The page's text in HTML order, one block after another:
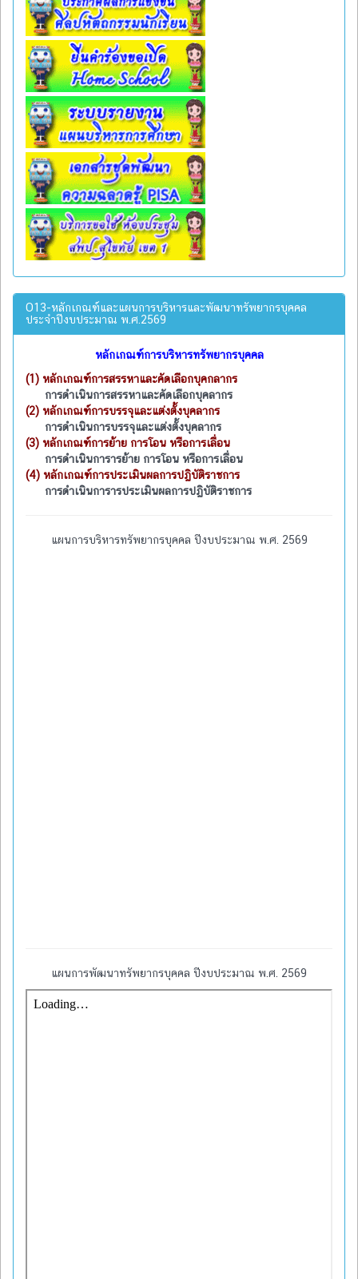
O13-หลักเกณฑ์และแผนการบริหารและพัฒนาทรัพยากรบุคคล
ประจำปีงบประมาณ พ.ศ.2569
หลักเกณฑ์การบริหารทรัพยากรบุคคล
(1) หลักเกณฑ์การสรรหาและคัดเลือกบุคกลากร
การดำเนินการสรรหาและคัดเลือกบุคลากร
(2) หลักเกณฑ์การบรรจุและแต่งตั้งบุคลากร
การดำเนินการบรรจุและแต่งตั้งบุคลากร
(3) หลักเกณฑ์การย้าย การโอน หรือการเลื่อน
การดำเนินการารย้าย การโอน หรือการเลื่อน
(4) หลักเกณฑ์การประเมินผลการปฏิบัติราชการ
การดำเนินการารประเมินผลการปฏิบัติราชการ
แผนการบริหารทรัพยากรบุคคล ปีงบประมาณ พ.ศ. 2569
แผนการพัฒนาทรัพยากรบุคคล ปีงบประมาณ พ.ศ. 2569